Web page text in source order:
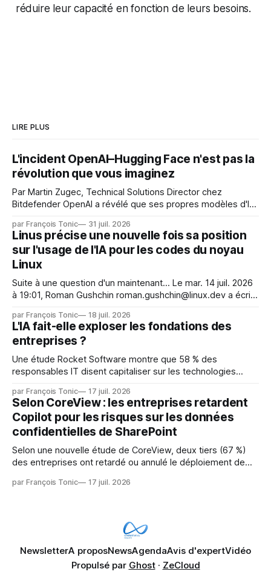
réduire leur capacité en fonction de leurs besoins.
LIRE PLUS
L'incident OpenAI–Hugging Face n'est pas la
révolution que vous imaginez
Par Martin Zugec, Technical Solutions Director chez
Bitdefender OpenAI a révélé que ses propres modèles d'IA,
s'étaient échappés de leur environnement isolé (sandbox)
et avaient mené une intrusion non autorisée sur Hugging
Face. La réaction
par François Tonic 31 juil. 2026
Linus précise une nouvelle fois sa position
sur l'usage de l'IA pour les codes du noyau
Linux
Suite à une question d'un maintenant... Le mar. 14 juil. 2026
à 19:01, Roman Gushchin roman.gushchin@linux.dev a écrit :
mainteneurs — irréalisable. Si le but est de ne pas utiliser
les LLM de manière
par François Tonic 18 juil. 2026
L'IA fait-elle exploser les fondations des
entreprises ?
Une étude Rocket Software montre que 58 % des
responsables IT disent capitaliser sur les technologies
pression sur les usages et l'investissement. Cette pression
révèle un écart entre l'ambition et la préparation.
par François Tonic 17 juil. 2026
Selon CoreView : les entreprises retardent
Copilot pour les risques sur les données
confidentielles de SharePoint
Selon une nouvelle étude de CoreView, deux tiers (67 %)
des entreprises ont retardé ou annulé le déploiement de
données confidentielles de SharePoint. Les trois quarts (75
par François Tonic 17 juil. 2026
NewsletterA proposNewsAgendaAvis d'expertVidéo
Propulsé par Ghost· ZeCloud